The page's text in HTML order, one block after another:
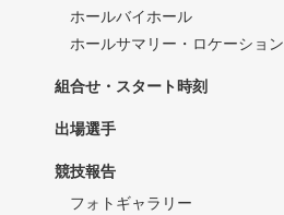
ホールバイホール
ホールサマリー・ロケーション
組合せ・スタート時刻
出場選手
競技報告
フォトギャラリー